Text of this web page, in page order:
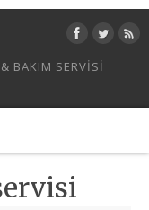
BAKIM SERVISI